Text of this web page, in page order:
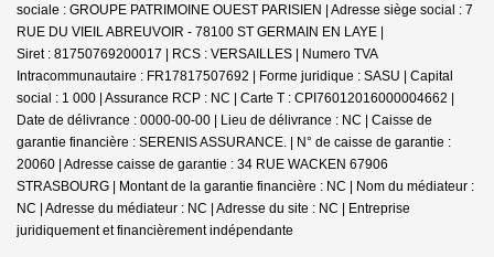
sociale : GROUPE PATRIMOINE OUEST PARISIEN | Adresse siège social : 7
RUE DU VIEIL ABREUVOIR - 78100 ST GERMAIN EN LAYE |
Siret : 81750769200017 | RCS : VERSAILLES | Numero TVA
Intracommunautaire : FR17817507692 | Forme juridique : SASU | Capital
social : 1 000 | Assurance RCP : NC | Carte T : CPI76012016000004662 |
Date de délivrance : 0000-00-00 | Lieu de délivrance : NC | Caisse de
garantie financière : SERENIS ASSURANCE. | N° de caisse de garantie :
20060 | Adresse caisse de garantie : 34 RUE WACKEN 67906
STRASBOURG | Montant de la garantie financière : NC | Nom du médiateur :
NC | Adresse du médiateur : NC | Adresse du site : NC | Entreprise
juridiquement et financièrement indépendante